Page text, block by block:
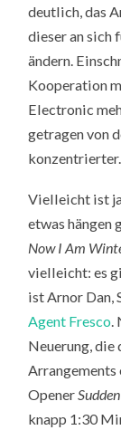
deutlich, das
dieser an sich
ändern.
Kooperation
Electronic
getragen von
konzentrierter.
Vielleicht ist
etwas hängen
Now I Am
vielleicht: es
ist Arnor Dan,
Agent Fresco.
Neuerung,
Arrangements
Opener
knapp 1:30